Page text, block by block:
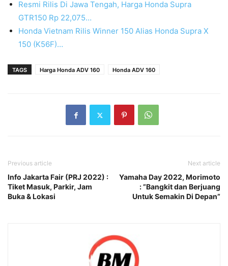
Resmi Rilis Di Jawa Tengah, Harga Honda Supra
GTR150 Rp 22,075…
Honda Vietnam Rilis Winner 150 Alias Honda Supra X
150 (K56F)…
TAGS Harga Honda ADV 160 Honda ADV 160
Previous article
Info Jakarta Fair (PRJ 2022) :
Tiket Masuk, Parkir, Jam
Buka & Lokasi
Next article
Yamaha Day 2022, Morimoto
: ”Bangkit dan Berjuang
Untuk Semakin Di Depan”